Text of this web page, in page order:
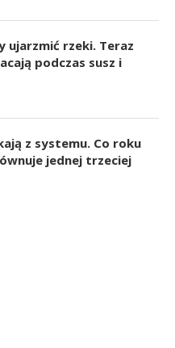
ujarzmić rzeki. Teraz
podczas susz i
z systemu. Co roku
jednej trzeciej